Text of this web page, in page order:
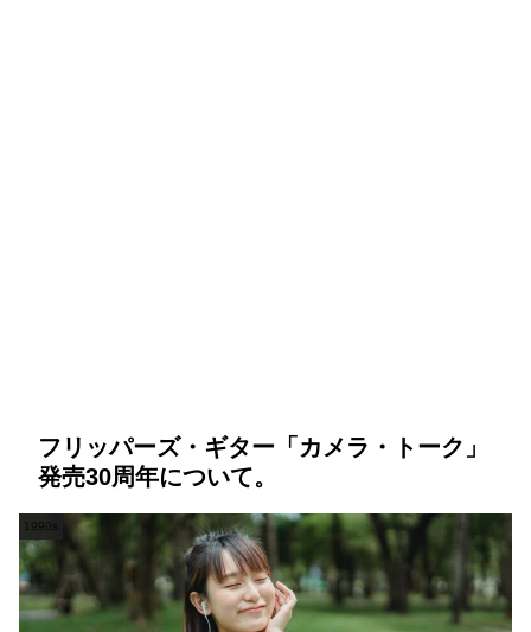
フリッパーズ・ギター「カメラ・トーク」
発売30周年について。
1990s